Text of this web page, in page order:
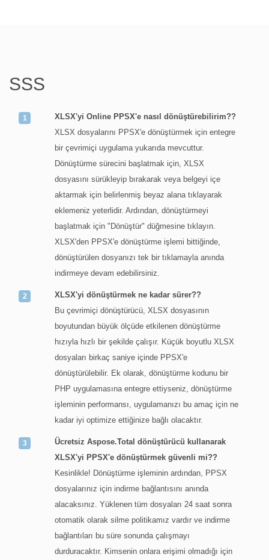
SSS
XLSX'yi Online PPSX'e nasıl dönüştürebilirim??
XLSX dosyalarını PPSX'e dönüştürmek için entegre
bir çevrimiçi uygulama yukarıda mevcuttur.
Dönüştürme sürecini başlatmak için, XLSX
dosyasını sürükleyip bırakarak veya belgeyi içe
aktarmak için belirlenmiş beyaz alana tıklayarak
eklemeniz yeterlidir. Ardından, dönüştürmeyi
başlatmak için "Dönüştür" düğmesine tıklayın.
XLSX'den PPSX'e dönüştürme işlemi bittiğinde,
dönüştürülen dosyanızı tek bir tıklamayla anında
indirmeye devam edebilirsiniz.
XLSX'yi dönüştürmek ne kadar sürer??
Bu çevrimiçi dönüştürücü, XLSX dosyasının
boyutundan büyük ölçüde etkilenen dönüştürme
hızıyla hızlı bir şekilde çalışır. Küçük boyutlu XLSX
dosyaları birkaç saniye içinde PPSX'e
dönüştürülebilir. Ek olarak, dönüştürme kodunu bir
PHP uygulamasına entegre ettiyseniz, dönüştürme
işleminin performansı, uygulamanızı bu amaç için ne
kadar iyi optimize ettiğinize bağlı olacaktır.
Ücretsiz Aspose.Total dönüştürücü kullanarak
XLSX'yi PPSX'e dönüştürmek güvenli mi??
Kesinlikle! Dönüştürme işleminin ardından, PPSX
dosyalarınız için indirme bağlantısını anında
alacaksınız. Yüklenen tüm dosyaları 24 saat sonra
otomatik olarak silme politikamız vardır ve indirme
bağlantıları bu süre sonunda çalışmayı
durduracaktır. Kimsenin onlara erişimi olmadığı için